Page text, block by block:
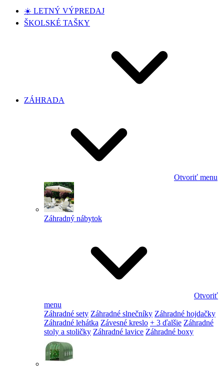
☀️ LETNÝ VÝPREDAJ
ŠKOLSKÉ TAŠKY
ZÁHRADA
Otvoriť menu
Záhradný nábytok
Otvoriť
menu
Záhradné sety Záhradné slnečníky Záhradné hojdačky
Záhradné lehátka Závesné kreslo + 3 ďalšie Záhradné
stoly a stoličky Záhradné lavice Záhradné boxy